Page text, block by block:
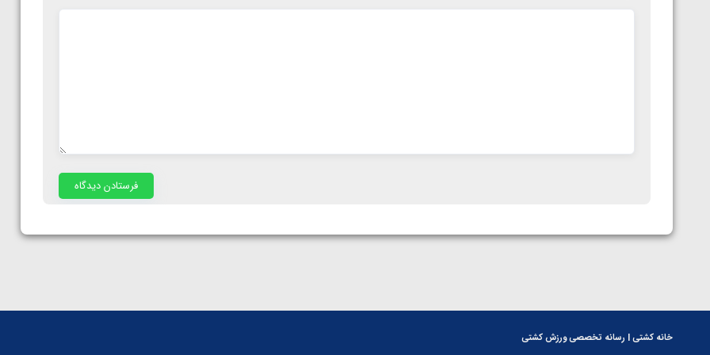
خانه کشتی | رسانه تخصصی ورزش کشتی